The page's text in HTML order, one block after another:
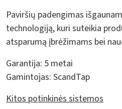
Paviršių padengimas
technologiją, kuri suteikia
atsparumą įbrėžimams bei
Garantija: 5 metai
Gamintojas: ScandTap
Kitos potinkinės sistemos